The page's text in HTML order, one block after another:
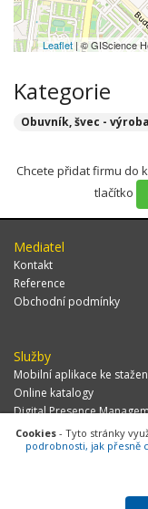
Leaflet | © GIScience
Kategorie
Obuvník, švec - výroba
Chcete přidat firmu do
tlačítko
Mediatel
Kontakt
Reference
Obchodní podmínky
Služby
Mobilní aplikace ke
Online katalogy
Digital Presence
Více zákazníků
© 2026 MEDIATEL
+420 771
Cookies - Tyto stránky
podrobnosti, jak přesně